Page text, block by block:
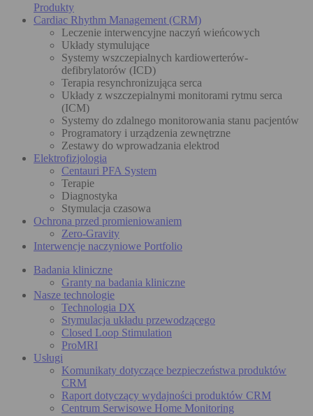
Produkty
Cardiac Rhythm Management (CRM)
Leczenie interwencyjne naczyń wieńcowych
Układy stymulujące
Systemy wszczepialnych kardiowerterów-
defibrylatorów (ICD)
Terapia resynchronizująca serca
Układy z wszczepialnymi monitorami rytmu serca
(ICM)
Systemy do zdalnego monitorowania stanu pacjentów
Programatory i urządzenia zewnętrzne
Zestawy do wprowadzania elektrod
Elektrofizjologia
Centauri PFA System
Terapie
Diagnostyka
Stymulacja czasowa
Ochrona przed promieniowaniem
Zero-Gravity
Interwencje naczyniowe Portfolio
Badania kliniczne
Granty na badania kliniczne
Nasze technologie
Technologia DX
Stymulacja układu przewodzącego
Closed Loop Stimulation
ProMRI
Usługi
Komunikaty dotyczące bezpieczeństwa produktów
CRM
Raport dotyczący wydajności produktów CRM
Centrum Serwisowe Home Monitoring